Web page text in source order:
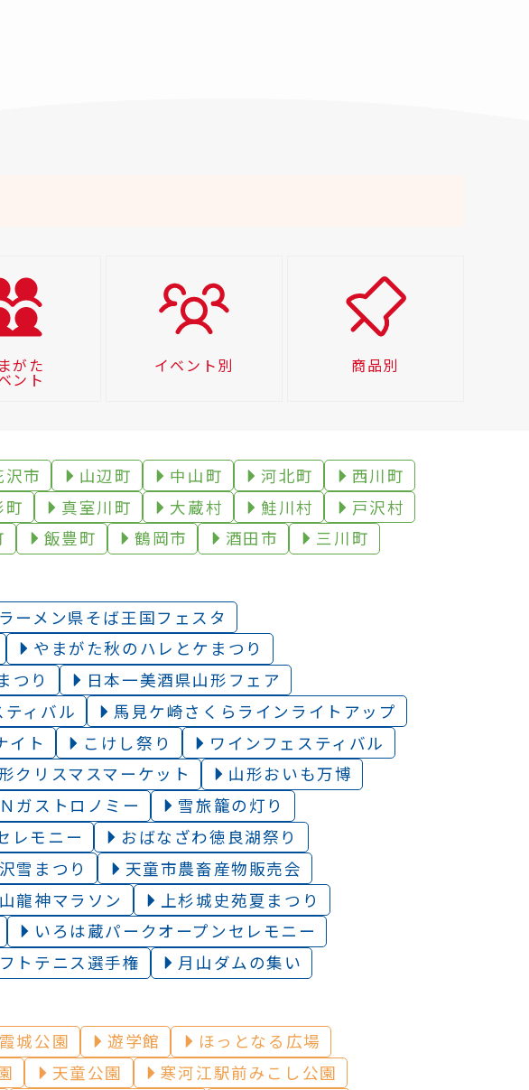
がた
ント
イベント別 商品別
沢市 山辺町 中山町 河北町
西川町
町 真室川町 大蔵村 鮭川村
戸沢村
飯豊町 鶴岡市 酒田市
三川町
ラーメン県そば王国フェスタ
やまがた秋のハレとケまつり
つり
日本一美酒県山形フェア
ィバル
馬見ケ崎さくらラインライトアップ
イト こけし祭り
ワインフェスティバル
クリスマスマーケット
山形おいも万博
ガストロノミー
雪旅籠の灯り️
レモニー
おばなざわ徳良湖祭り
雪まつり
天童市農畜産物販売会
龍神マラソン
上杉城史苑夏まつり
いろは蔵パークオープンセレモニー
トテニス選手権
月山ダムの集い
霞城公園 遊学館
ほっとなる広場
天童公園 寒河江駅前みこし公園